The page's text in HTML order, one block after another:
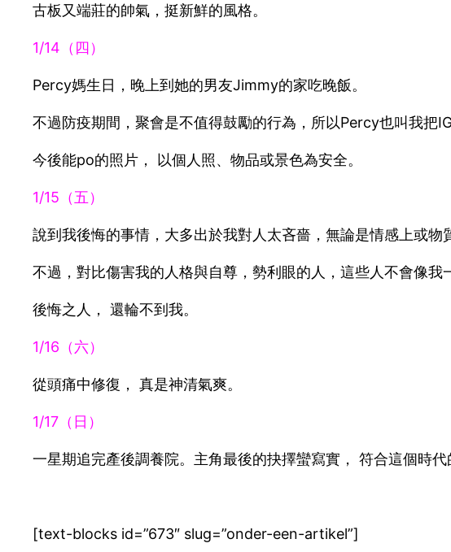
古板又端莊的帥氣，挺新鮮的風格。
1/14（四）
Percy媽生日，晚上到她的男友Jimmy的家吃晚飯。
不過防疫期間，聚會是不值得鼓勵的行為，所以Percy也叫我把
今後能po的照片， 以個人照、物品或景色為安全。
1/15（五）
說到我後悔的事情，大多出於我對人太吝嗇，無論是情感上或物
不過，對比傷害我的人格與自尊，勢利眼的人，這些人不會像
後悔之人， 還輪不到我。
1/16（六）
從頭痛中修復， 真是神清氣爽。
1/17（日）
一星期追完產後調養院。主角最後的抉擇蠻寫實， 符合這個時代
[text-blocks id=”673″ slug=”onder-een-artikel”]